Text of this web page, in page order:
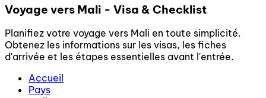
Voyage vers Mali - Visa & Checklist
Planifiez votre voyage vers Mali en toute simplicité.
Obtenez les informations sur les visas, les fiches
d'arrivée et les étapes essentielles avant l'entrée.
Accueil
Pays